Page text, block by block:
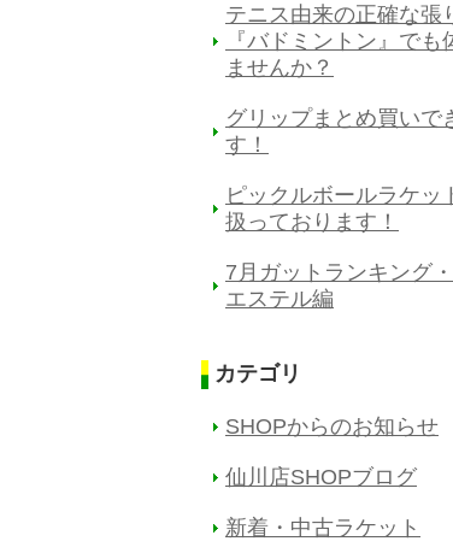
テニス由来の正確な張
『バドミントン』でも
ませんか？
グリップまとめ買いで
す！
ピックルボールラケッ
扱っております！
7月ガットランキング
エステル編
カテゴリ
SHOPからのお知らせ
仙川店SHOPブログ
新着・中古ラケット